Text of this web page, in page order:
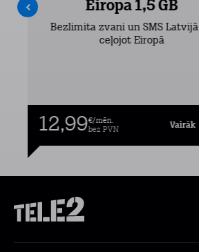
Eiropa 1,5 GB
Bezlimita zvani un SMS
ceļojot Eiropā
12,99€/mēn.
bez PVN
Vairāk